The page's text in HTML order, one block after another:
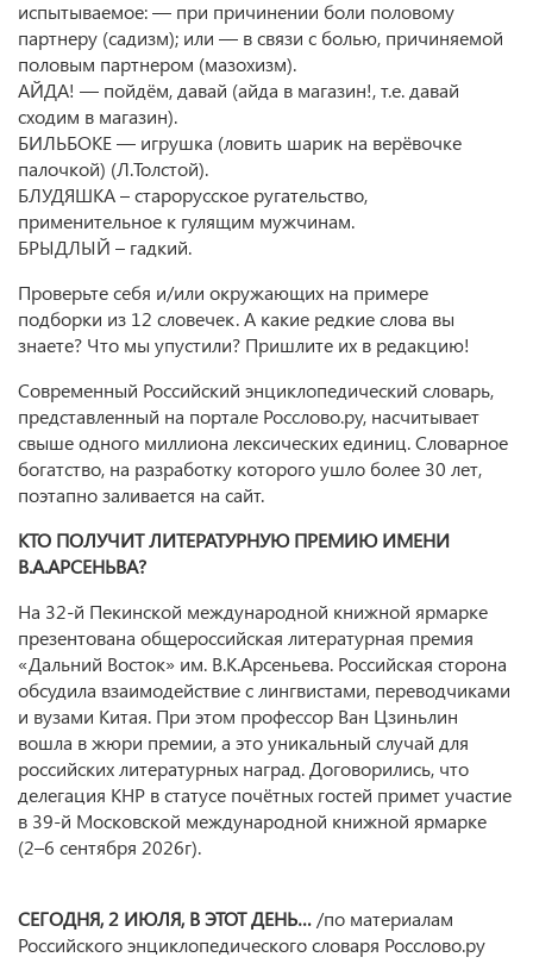
испытываемое: — при причинении боли половому
партнеру (садизм); или — в связи с болью, причиняемой
половым партнером (мазохизм).
АЙДА! — пойдём, давай (айда в магазин!, т.е. давай
сходим в магазин).
БИЛЬБОКЕ — игрушка (ловить шарик на верёвочке
палочкой) (Л.Толстой).
БЛУДЯШКА – старорусское ругательство,
применительное к гулящим мужчинам.
БРЫДЛЫЙ – гадкий.
Проверьте себя и/или окружающих на примере
подборки из 12 словечек. А какие редкие слова вы
знаете? Что мы упустили? Пришлите их в редакцию!
Современный Российский энциклопедический словарь,
представленный на портале Росслово.ру, насчитывает
свыше одного миллиона лексических единиц. Словарное
богатство, на разработку которого ушло более 30 лет,
поэтапно заливается на сайт.
КТО ПОЛУЧИТ ЛИТЕРАТУРНУЮ ПРЕМИЮ ИМЕНИ
В.А.АРСЕНЬВА?
На 32‑й Пекинской международной книжной ярмарке
презентована общероссийская литературная премия
«Дальний Восток» им. В.К.Арсеньева. Российская сторона
обсудила взаимодействие с лингвистами, переводчиками
и вузами Китая. При этом профессор Ван Цзиньлин
вошла в жюри премии, а это уникальный случай для
российских литературных наград. Договорились, что
делегация КНР в статусе почётных гостей примет участие
в 39-й Московской международной книжной ярмарке
(2–6 сентября 2026г).
СЕГОДНЯ, 2 ИЮЛЯ, В ЭТОТ ДЕНЬ… /по материалам
Российского энциклопедического словаря Росслово.ру